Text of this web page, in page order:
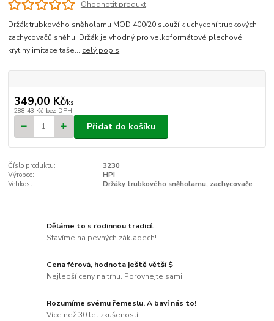
Ohodnotit produkt
Držák trubkového sněholamu MOD 400/20 slouží k uchycení trubkových
zachycovačů sněhu. Držák je vhodný pro velkoformátové plechové
krytiny imitace taše... celý popis
349,00 Kč/ks
288,43 Kč bez DPH
Přidat do košíku
Číslo produktu:
3230
Výrobce:
HPI
Velikost:
Držáky trubkového sněholamu, zachycovače
Děláme to s rodinnou tradicí.
Stavíme na pevných základech!
Cena férová, hodnota ještě větší $
Nejlepší ceny na trhu. Porovnejte sami!
Rozumíme svému řemeslu. A baví nás to!
Více než 30 let zkušeností.